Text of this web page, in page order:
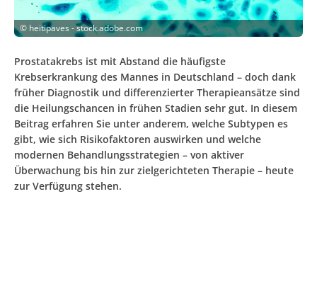
© heitipaves - stock.adobe.com
Prostatakrebs ist mit Abstand die häufigste
Krebserkrankung des Mannes in Deutschland – doch dank
früher Diagnostik und differenzierter Therapieansätze sind
die Heilungschancen in frühen Stadien sehr gut. In diesem
Beitrag erfahren Sie unter anderem, welche Subtypen es
gibt, wie sich Risikofaktoren auswirken und welche
modernen Behandlungsstrategien – von aktiver
Überwachung bis hin zur zielgerichteten Therapie – heute
zur Verfügung stehen.